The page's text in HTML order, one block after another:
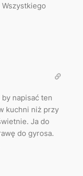
by napisać ten
kuchni niż przy
Ja do
do gyrosa.